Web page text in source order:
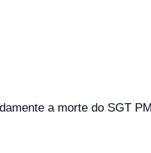
a morte do SGT